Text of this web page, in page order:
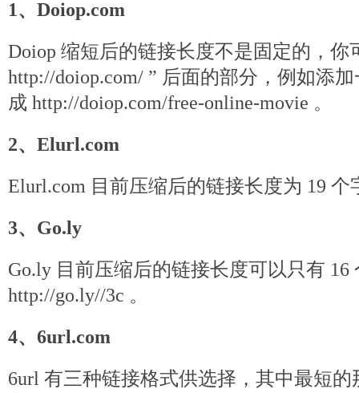
1、Doiop.com
Doiop 缩短后的链接长度不是固定的，你
http://doiop.com/ ” 后面的部分，例如添
成 http://doiop.com/free-online-movie 。
2、Elurl.com
Elurl.com 目前压缩后的链接长度为 19 个
3、Go.ly
Go.ly 目前压缩后的链接长度可以只有 16
http://go.ly//3c 。
4、6url.com
6url 有三种链接格式供选择，其中最短的